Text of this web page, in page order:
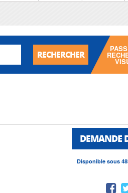
RECHERCHER
DEMANDE
Disponible sous